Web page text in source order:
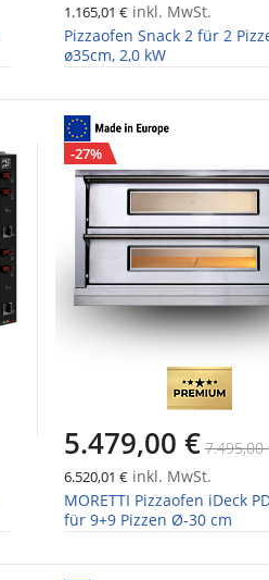
1.165,01 €inkl. MwSt.
Pizzaofen Snack 2 für 2
ø35cm, 2,0 kW
-27%
5.479,00 € 7.495,00
6.520,01 €inkl. MwSt.
MORETTI Pizzaofen iDeck
für 9+9 Pizzen Ø-30 cm